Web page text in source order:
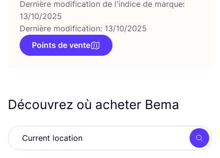
Dernière modification de l'indice de marque:
13/10/2025
Dernière modification: 13/10/2025
Points de vente
Découvrez où acheter Bema